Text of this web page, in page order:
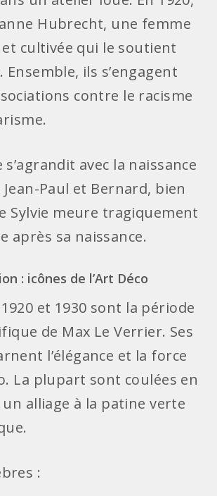
Hubrecht, une femme
cultivée qui le soutient
Ensemble, ils s’engagent
contre le racisme
avec la naissance
Paul et Bernard, bien
Sylvie meure tragiquement
après sa naissance.
: icônes de l’Art Déco
et 1930 sont la période
de Max Le Verrier. Ses
l’élégance et la force
La plupart sont coulées en
un alliage à la patine verte
: